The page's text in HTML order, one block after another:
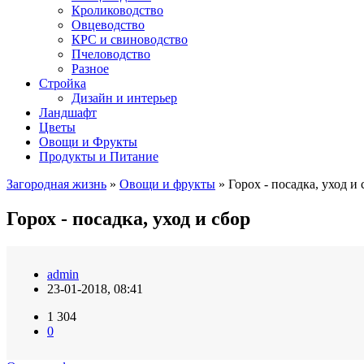
Кролиководство
Овцеводство
КРС и свиноводство
Пчеловодство
Разное
Стройка
Дизайн и интерьер
Ландшафт
Цветы
Овощи и Фрукты
Продукты и Питание
Загородная жизнь » Овощи и фрукты » Горох - посадка, уход и
Горох - посадка, уход и сбор
admin
23-01-2018, 08:41
1 304
0